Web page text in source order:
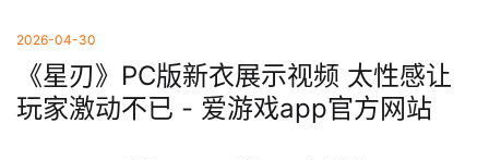
2026-04-30
《星刃》PC版新衣展示视频 太性感让
玩家激动不已 - 爱游戏app官方网站